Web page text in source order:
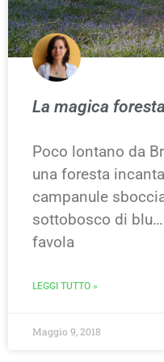
La magica
Poco lontano da
una foresta
campanule
sottobosco di
favola
LEGGI TUTTO »
Maggio 9, 2018